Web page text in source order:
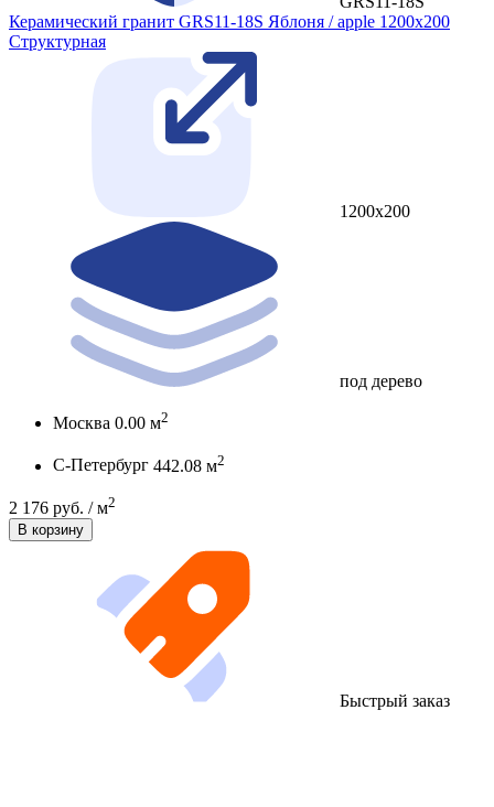
Керамический гранит GRS11-18S Яблоня / apple 1200x200
Cтруктурная
1200x200
под дерево
Москва 0.00 м2
С-Петербург 442.08 м2
2 176 руб. / м2
В корзину
Быстрый заказ